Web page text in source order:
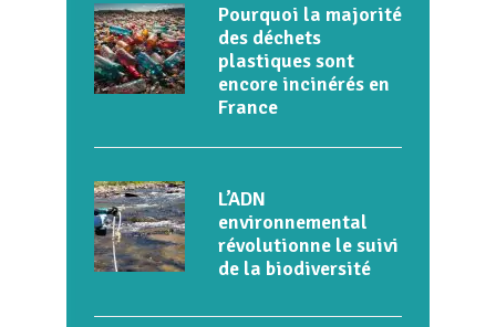
Pourquoi la majorité
des déchets
plastiques sont
encore incinérés en
France
L’ADN
environnemental
révolutionne le suivi
de la biodiversité